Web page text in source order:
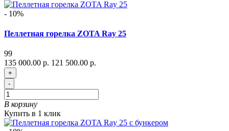
- 10%
Пеллетная горелка ZOTA Ray 25
99
135 000.00 р. 121 500.00 р.
+
-
В корзину
Купить в 1 клик